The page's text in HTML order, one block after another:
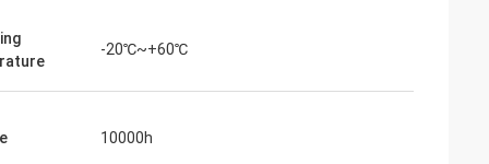
-20℃~+60℃
10000h